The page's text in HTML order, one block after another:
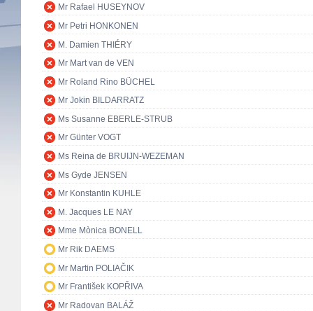
Mr Rafael HUSEYNOV
Mr Petri HONKONEN
M. Damien THIÉRY
Mr Mart van de VEN
Mr Roland Rino BÜCHEL
Mr Jokin BILDARRATZ
Ms Susanne EBERLE-STRUB
Mr Günter VOGT
Ms Reina de BRUIJN-WEZEMAN
Ms Gyde JENSEN
Mr Konstantin KUHLE
M. Jacques LE NAY
Mme Mònica BONELL
Mr Rik DAEMS
Mr Martin POLIAČIK
Mr František KOPŘIVA
Mr Radovan BALÁŽ